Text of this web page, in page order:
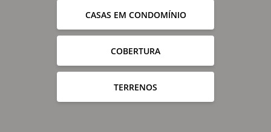
CASAS EM CONDOMÍNIO
COBERTURA
TERRENOS